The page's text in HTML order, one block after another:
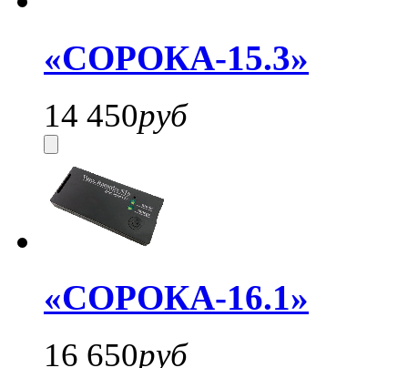
«СОРОКА-15.3»
14 450руб
«СОРОКА-16.1»
16 650руб